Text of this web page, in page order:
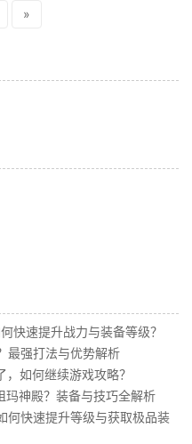
»
快速提升战力与装备等级？
最强打法与优势解析
如何继续游戏攻略？
玛神殿？装备与技巧全解析
何快速提升等级与获取极品装